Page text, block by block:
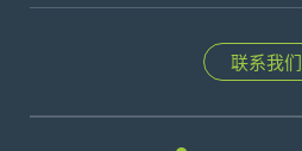
联系我们